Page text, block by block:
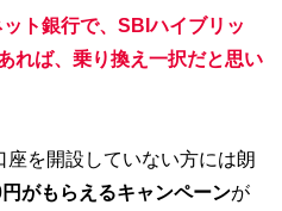
ト銀行で、SBIハイブリッ
れば、乗り換え一択だと思い
を開設していない方には朗
がもらえるキャンペーンが